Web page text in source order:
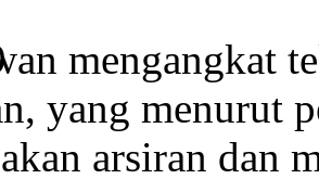
mengangkat
yang menurut
arsiran dan